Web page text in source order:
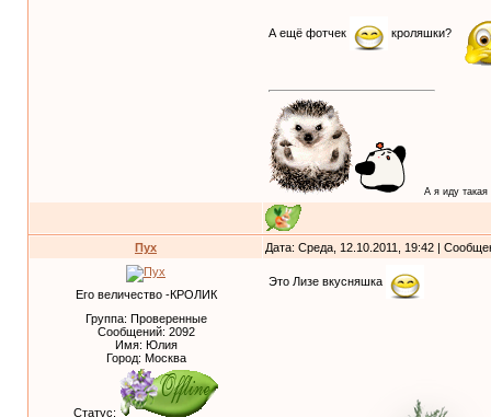
А ещё фотчек кроляшки?
А я иду такая
Пух Дата: Среда, 12.10.2011, 19:42 |
Его величество -КРОЛИК
Группа: Проверенные
Сообщений: 2092
Имя: Юлия
Город: Москва
Статус:
Это Лизе вкусняшка